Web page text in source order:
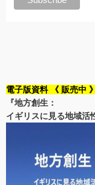
電子版資料 《 販売中 》
『地方創生：
イギリスに見る地域活